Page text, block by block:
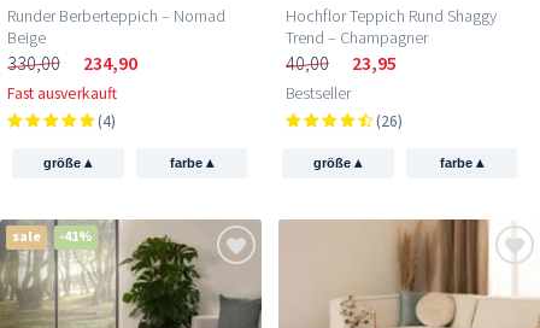
Runder Berberteppich – Nomad
Beige
330,00 234,90
Fast ausverkauft
(4)
größe▴ farbe ▴
Hochflor Teppich Rund Shaggy
Trend – Champagner
40,00 23,95
Bestseller
(26)
größe▴ farbe ▴
sale -41%